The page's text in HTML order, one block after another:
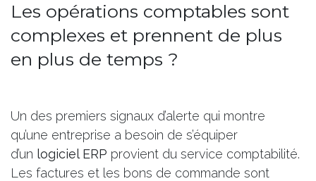
Les opérations comptables sont
complexes et prennent de plus
en plus de temps ?
Un des premiers signaux d’alerte qui montre
qu’une entreprise a besoin de s’équiper
d’un logiciel ERP provient du service comptabilité.
Les factures et les bons de commande sont